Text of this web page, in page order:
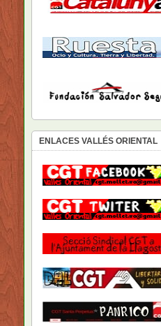
ENLACES VALLÉS ORIENTAL